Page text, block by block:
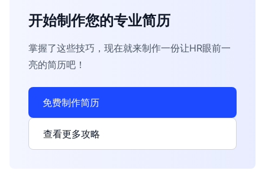
开始制作您的专业简历
掌握了这些技巧，现在就来制作一份让HR眼前一
亮的简历吧！
免费制作简历
查看更多攻略